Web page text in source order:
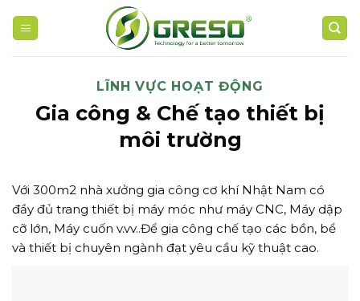
LĨNH VỰC HOẠT ĐỘNG
Gia công & Chế tạo thiết bị
môi trường
Với 300m2 nhà xưởng gia công cơ khí Nhật Nam có
đầy đủ trang thiết bị máy móc như máy CNC, Máy dập
cỡ lớn, Máy cuốn v.vv..Để gia công chế tạo các bồn, bể
và thiết bị chuyên ngành đạt yêu cầu kỹ thuật cao.